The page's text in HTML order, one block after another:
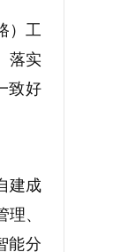
）工
落实
致好
建成
、
能分